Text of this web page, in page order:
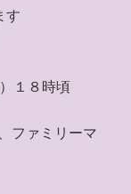
す
１８時頃
ファミリーマ